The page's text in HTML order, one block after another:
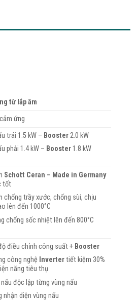
từ lắp âm
ứng
trái 1.5 kW – Booster2.0 kW
phải 1.4 kW – Booster1.8 kW
Schott Ceran – Made in Germany
tốt
chống trầy xước, chống sùi, chịu
lên đến 1000°C
chống sốc nhiệt lên đến 800°C
điều chỉnh công suất + Booster
công nghệ Invertertiết kiệm 30%
năng tiêu thụ
nấu độc lập từng vùng nấu
nhận diện vùng nấu